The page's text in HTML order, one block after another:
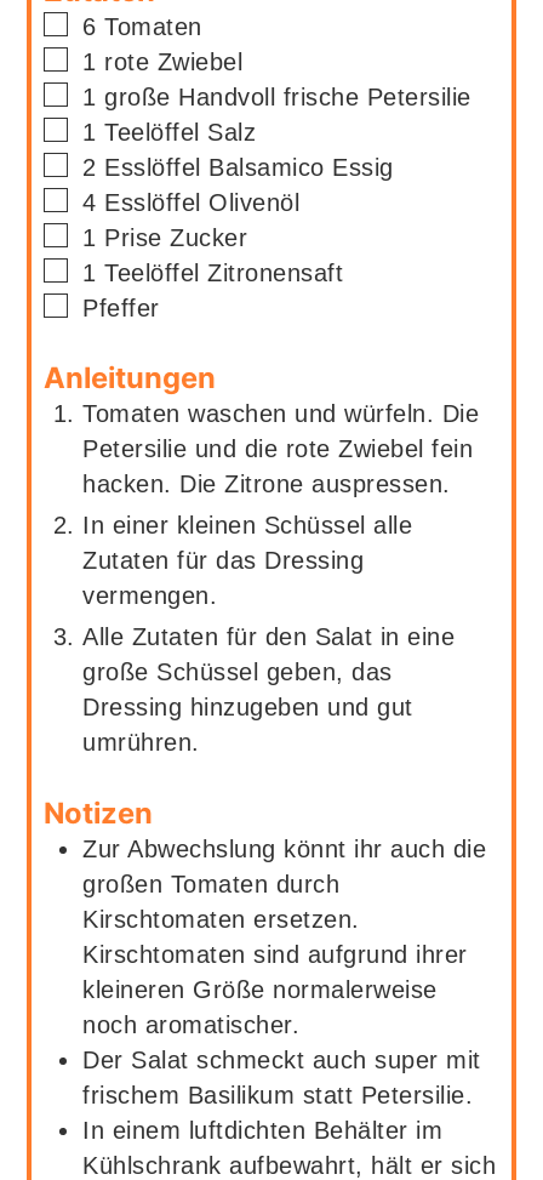
▢
6 Tomaten
▢
1 rote Zwiebel
▢
1 große Handvoll
frische Petersilie
▢
1 Teelöffel Salz
▢
2 Esslöffel Balsamico Essig
▢
4 Esslöffel Olivenöl
▢
1 Prise Zucker
▢
1 Teelöffel Zitronensaft
▢
Pfeffer
Anleitungen
Tomaten waschen und würfeln. Die
Petersilie und die rote Zwiebel fein
hacken. Die Zitrone auspressen.
In einer kleinen Schüssel alle
Zutaten für das Dressing
vermengen.
Alle Zutaten für den Salat in eine
große Schüssel geben, das
Dressing hinzugeben und gut
umrühren.
Notizen
Zur Abwechslung könnt ihr auch die
großen Tomaten durch
Kirschtomaten ersetzen.
Kirschtomaten sind aufgrund ihrer
kleineren Größe normalerweise
noch aromatischer.
Der Salat schmeckt auch super mit
frischem Basilikum statt Petersilie.
In einem luftdichten Behälter im
Kühlschrank aufbewahrt, hält er sich